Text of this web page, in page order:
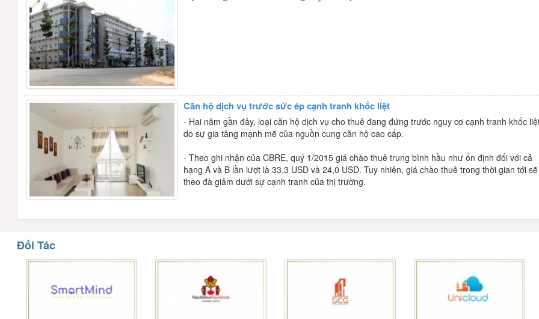
Căn hộ dịch vụ trước sức ép cạnh tranh khốc liệt
- Hai năm gần đây, loại căn hộ dịch vụ cho thuê đang đứng trước nguy cơ cạnh tranh khốc
do sự gia tăng mạnh mẽ của nguồn cung căn hộ cao cấp.
- Theo ghi nhận của CBRE, quý 1/2015 giá chào thuê trung bình hầu như ổn định đối với cả
hạng A và B lần lượt là 33,3 USD và 24,0 USD. Tuy nhiên, giá chào thuê trong thời gian tới sẽ
theo đà giảm dưới sự cạnh tranh của thị trường.
Đối Tác